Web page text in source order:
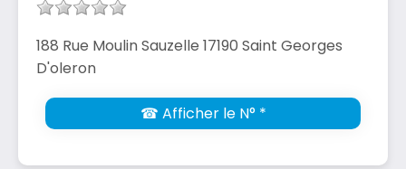
188 Rue Moulin Sauzelle 17190 Saint Georges
D'oleron
☎ Afficher le N° *